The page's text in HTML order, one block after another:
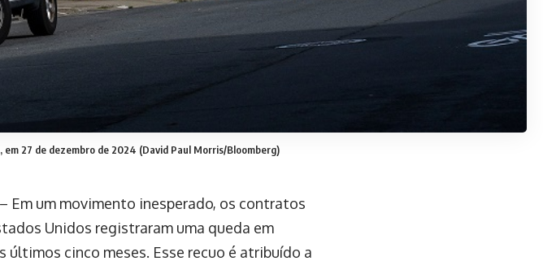
em 27 de dezembro de 2024 (David Paul Morris/Bloomberg)
– Em um movimento inesperado, os contratos
Unidos registraram uma queda em
cinco meses. Esse recuo é atribuído a